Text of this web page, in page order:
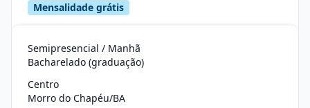
Mensalidade grátis
Semipresencial / Manhã
Bacharelado (graduação)
Centro
Morro do Chapéu/BA